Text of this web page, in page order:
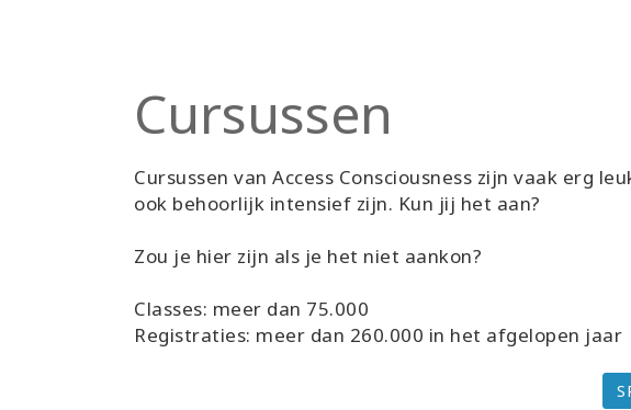
Cursussen
Cursussen van Access Consciousness zijn vaak erg
ook behoorlijk intensief zijn. Kun jij het aan?
Zou je hier zijn als je het niet aankon?
Classes: meer dan 75.000
Registraties: meer dan 260.000 in het afgelopen jaar